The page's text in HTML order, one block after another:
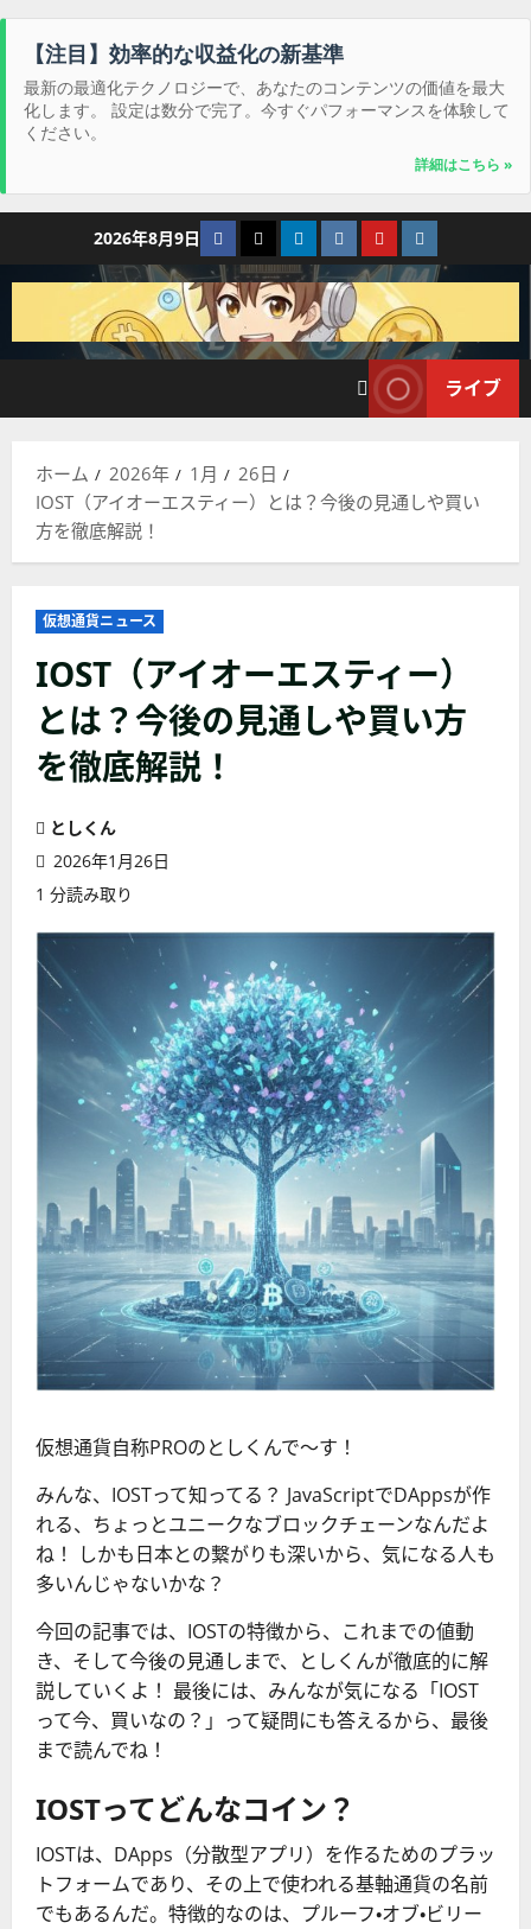
【注目】効率的な収益化の新基準
最新の最適化テクノロジーで、あなたのコンテンツの価値を最大
化します。 設定は数分で完了。今すぐパフォーマンスを体験して
ください。
詳細はこちら »
テ
ツ
2026年8月9日 Facebook
TwitterLinkedIn
VK YouTubeInstagram
ライブ
ホーム 2026年 1月
26日
IOST（アイオーエスティー）とは？今後の見通しや買い
方を徹底解説！
仮想通貨ニュース
IOST（アイオーエスティー）
とは？今後の見通しや買い方
を徹底解説！
としくん
2026年1月26日
1 分読み取り
仮想通貨自称PROのとしくんで〜す！
みんな、IOSTって知ってる？ JavaScriptでDAppsが作
れる、ちょっとユニークなブロックチェーンなんだよ
ね！ しかも日本との繋がりも深いから、気になる人も
多いんじゃないかな？
今回の記事では、IOSTの特徴から、これまでの値動
き、そして今後の見通しまで、としくんが徹底的に解
説していくよ！ 最後には、みんなが気になる「IOST
って今、買いなの？」って疑問にも答えるから、最後
まで読んでね！
IOSTってどんなコイン？
IOSTは、DApps（分散型アプリ）を作るためのプラッ
トフォームであり、その上で使われる基軸通貨の名前
でもあるんだ。特徴的なのは、プルーフ・オブ・ビリー